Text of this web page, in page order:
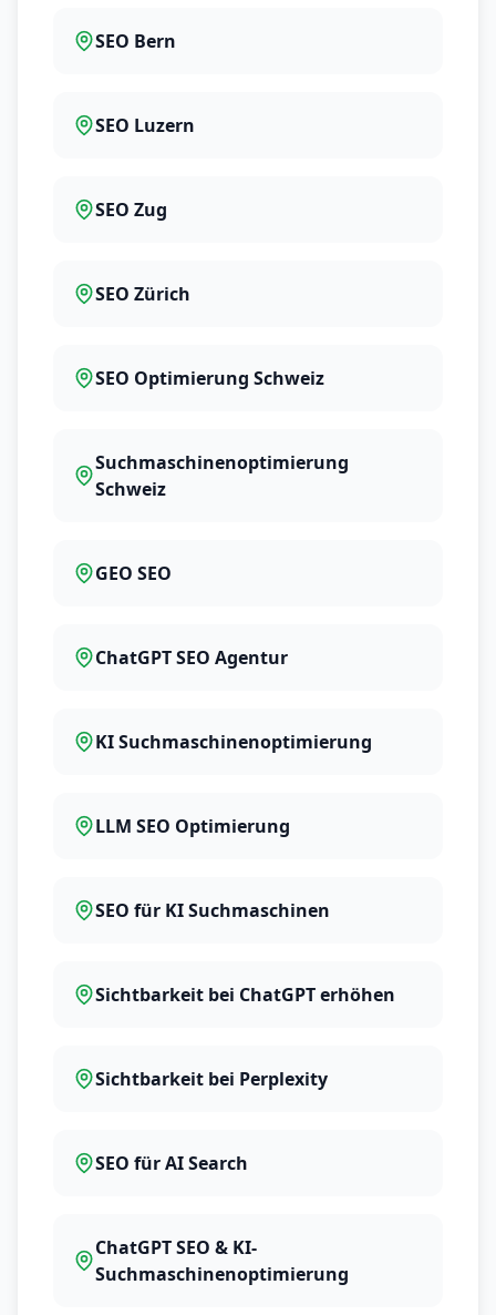
SEO Bern
SEO Luzern
SEO Zug
SEO Zürich
SEO Optimierung Schweiz
Suchmaschinenoptimierung
Schweiz
GEO SEO
ChatGPT SEO Agentur
KI Suchmaschinenoptimierung
LLM SEO Optimierung
SEO für KI Suchmaschinen
Sichtbarkeit bei ChatGPT erhöhen
Sichtbarkeit bei Perplexity
SEO für AI Search
ChatGPT SEO & KI-
Suchmaschinenoptimierung